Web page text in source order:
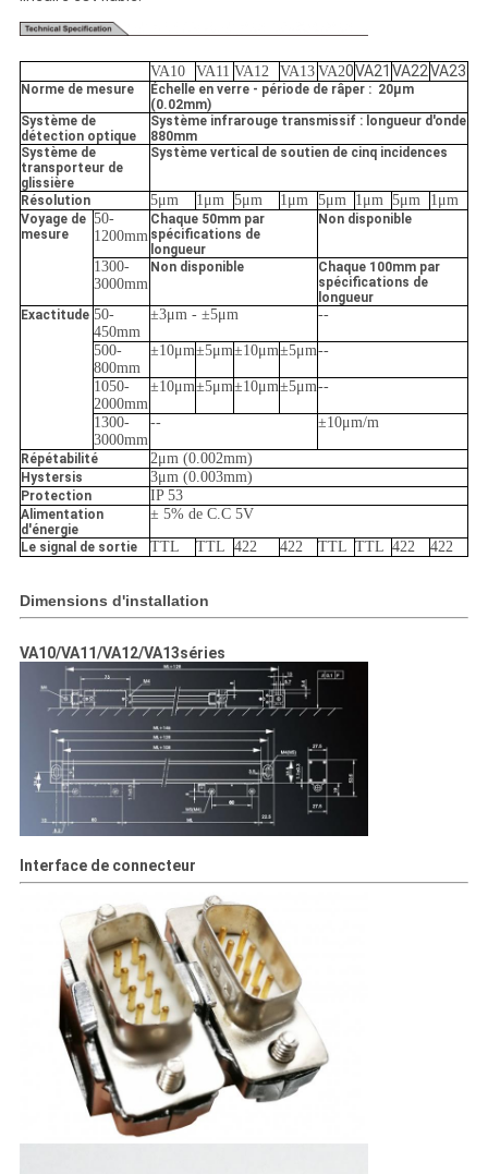
VA10 VA11 VA12 VA13 VA20VA21 VA22VA23
Norme de mesure
Échelle en verre - période de râper : 20μm
(0.02mm)
Système de
détection optique
Système infrarouge transmissif : longueur d'onde
880mm
Système de
transporteur de
glissière
Système vertical de soutien de cinq incidences
Résolution 5μm 1μm 5μm 1μm 5μm 1μm 5μm 1μm
Voyage de
mesure
50-
1200mm
Chaque 50mm par
spécifications de
longueur
Non disponible
1300-
3000mm
Non disponible
Chaque 100mm par
spécifications de
longueur
Exactitude 50-
450mm
±3μm - ±5μm --
500-
800mm
±10μm±5μm±10μm±5μm--
1050-
2000mm
±10μm±5μm±10μm±5μm--
1300-
3000mm
-- ±10μm/m
Répétabilité 2μm (0.002mm)
Hystersis 3μm (0.003mm)
Protection IP 53
Alimentation
d'énergie
± 5% de C.C 5V
Le signal de sortie TTL TTL 422 422 TTL TTL 422 422
Dimensions d'installation
VA10/VA11/VA12/VA13séries
Interface de connecteur